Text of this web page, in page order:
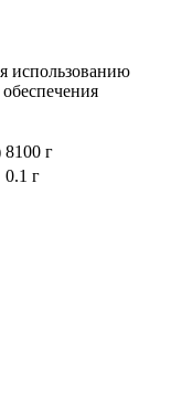
использованию
8100 г
0.1 г